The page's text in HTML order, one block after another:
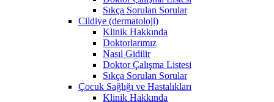
Sıkça Sorulan Sorular
Cildiye (dermatoloji)
Klinik Hakkında
Doktorlarımız
Nasıl Gidilir
Doktor Çalışma Listesi
Sıkça Sorulan Sorular
Çocuk Sağlığı ve Hastalıkları
Klinik Hakkında